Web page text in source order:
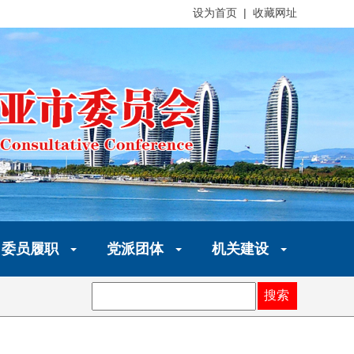
设为首页 | 收藏网址
委员履职 党派团体 机关建设
搜索